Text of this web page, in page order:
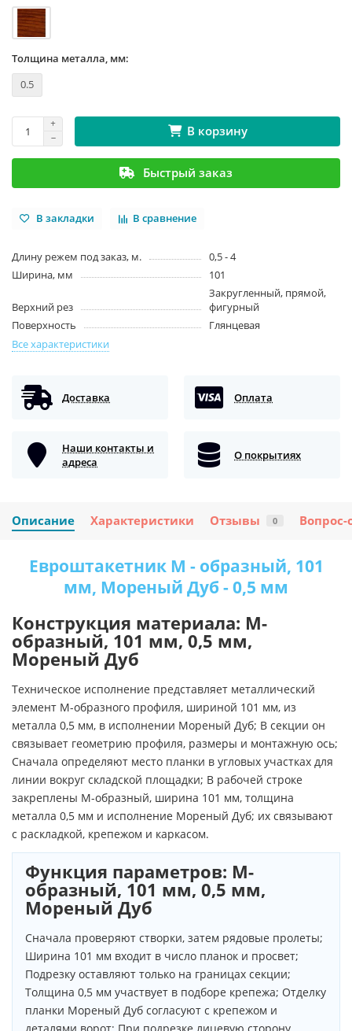
Толщина металла, мм:
0.5
В корзину
Быстрый заказ
В закладки В сравнение
Длину режем под заказ, м.
0,5 - 4
Ширина, мм
101
Верхний рез
Закругленный, прямой,
фигурный
Поверхность
Глянцевая
Все характеристики
Доставка Оплата
Наши контакты и
адреса
О покрытиях
Описание Характеристики Отзывы 0 Вопрос-
Евроштакетник М - образный, 101
мм, Мореный Дуб - 0,5 мм
Конструкция материала: М-
образный, 101 мм, 0,5 мм,
Мореный Дуб
Техническое исполнение представляет металлический
элемент М-образного профиля, шириной 101 мм, из
металла 0,5 мм, в исполнении Мореный Дуб; В секции он
связывает геометрию профиля, размеры и монтажную ось;
Сначала определяют место планки в угловых участках для
линии вокруг складской площадки; В рабочей строке
закреплены М-образный, ширина 101 мм, толщина
металла 0,5 мм и исполнение Мореный Дуб; их связывают
с раскладкой, крепежом и каркасом.
Функция параметров: М-
образный, 101 мм, 0,5 мм,
Мореный Дуб
Сначала проверяют створки, затем рядовые пролеты;
Ширина 101 мм входит в число планок и просвет;
Подрезку оставляют только на границах секции;
Толщина 0,5 мм участвует в подборе крепежа; Отделку
планки Мореный Дуб согласуют с крепежом и